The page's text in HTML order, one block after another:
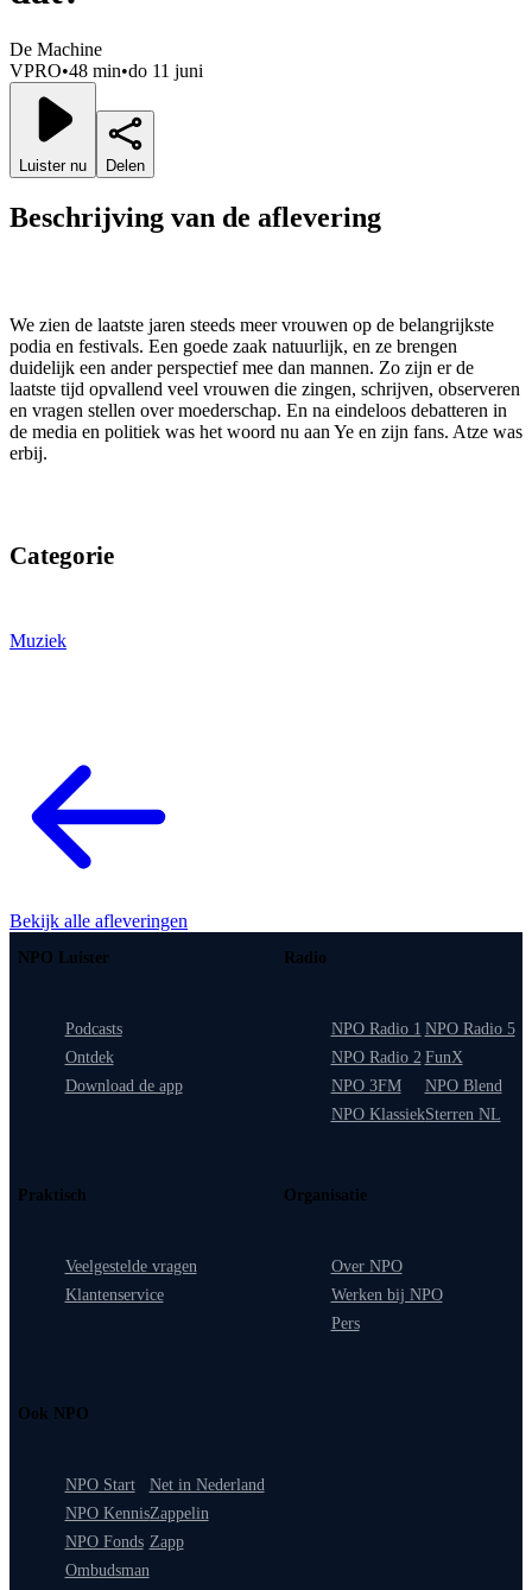
De Machine
VPRO•48 min•do 11 juni
Luister nu Delen
Beschrijving van de aflevering
We zien de laatste jaren steeds meer vrouwen op de belangrijkste
podia en festivals. Een goede zaak natuurlijk, en ze brengen
duidelijk een ander perspectief mee dan mannen. Zo zijn er de
laatste tijd opvallend veel vrouwen die zingen, schrijven, observeren
en vragen stellen over moederschap. En na eindeloos debatteren in
de media en politiek was het woord nu aan Ye en zijn fans. Atze was
erbij.
Categorie
Muziek
Bekijk alle afleveringen
NPO Luister
Podcasts
Ontdek
Download de app
Radio
NPO Radio 1
NPO Radio 2
NPO 3FM
NPO Klassiek
NPO Radio 5
FunX
NPO Blend
Sterren NL
Praktisch
Veelgestelde vragen
Klantenservice
Organisatie
Over NPO
Werken bij NPO
Pers
Ook NPO
NPO Start
NPO Kennis
NPO Fonds
Ombudsman
Net in Nederland
Zappelin
Zapp